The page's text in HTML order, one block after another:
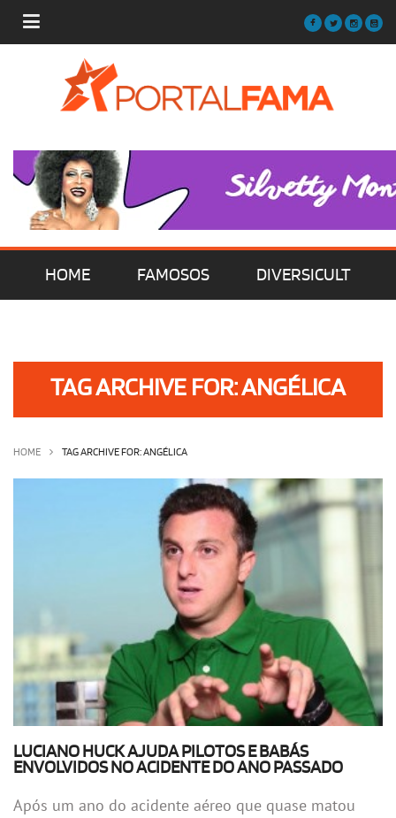
HOME FAMOSOS DIVERSICULT
OLHA ISSO! EU QUERO!
TAG ARCHIVE FOR: ANGÉLICA
HOME TAG ARCHIVE FOR: ANGÉLICA
LUCIANO HUCK AJUDA PILOTOS E BABÁS
ENVOLVIDOS NO ACIDENTE DO ANO PASSADO
Após um ano do acidente aéreo que quase matou